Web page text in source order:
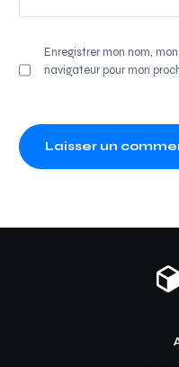
Enregistrer mon nom,
navigateur pour mon